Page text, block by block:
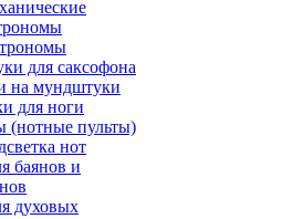
для саксофона
на мундштуки
для ноги
пульты)
нот
баянов и
духовых